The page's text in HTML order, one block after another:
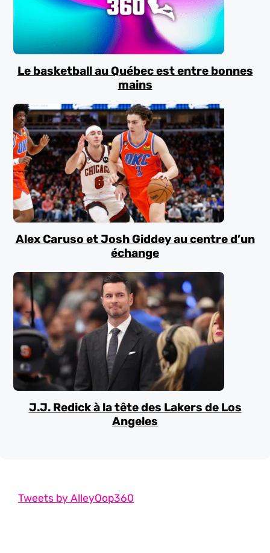
Le basketball au Québec est entre bonnes
mains
Alex Caruso et Josh Giddey au centre d’un
échange
J.J. Redick à la tête des Lakers de Los
Angeles
Tweets by AlleyOop360